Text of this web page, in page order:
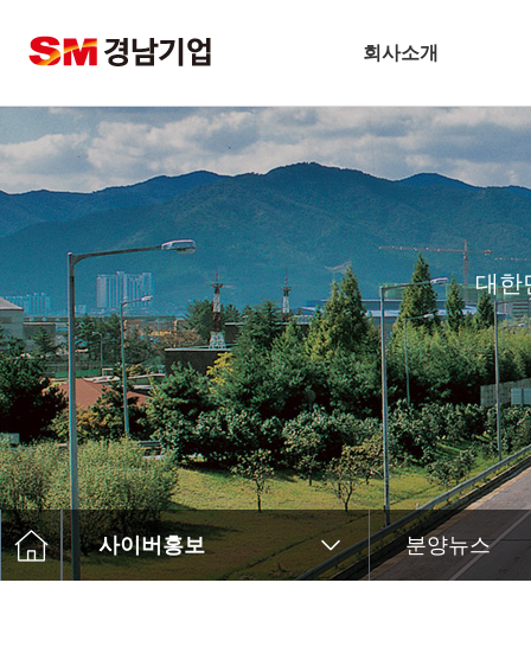
회사소개
기업개요
CEO 인사말
비전
주요연혁
경남슬롯사이트 볼트 메이저
안전보건방침
기술경영
환경경영
찾아오시는길
대한
사이버홍보 분양뉴스